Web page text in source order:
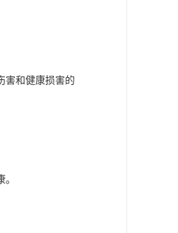
害和健康损害的